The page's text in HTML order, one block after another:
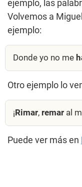
ejemplo, las
Volvemos a
ejemplo:
Donde yo no me
Otro ejemplo lo
¡Rimar, remar al
Puede ver más en